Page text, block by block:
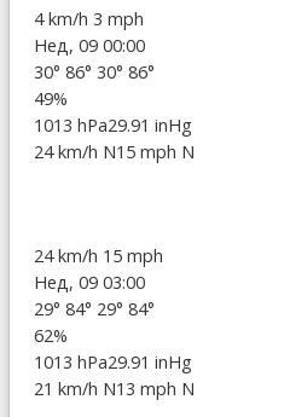
4 km/h 3 mph
Нед, 09 00:00
30° 86° 30° 86°
49%
1013 hPa29.91 inHg
24 km/h N15 mph N
24 km/h 15 mph
Нед, 09 03:00
29° 84° 29° 84°
62%
1013 hPa29.91 inHg
21 km/h N13 mph N